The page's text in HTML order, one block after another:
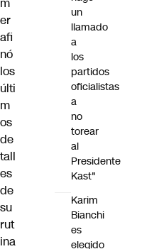
er
afi
nó
los
últi
m
os
de
tall
es
de
su
rut
ina
un
llamado
a
los
partidos
oficialistas
a
no
torear
al
Presidente
Kast"
Karim
Bianchi
es
elegido